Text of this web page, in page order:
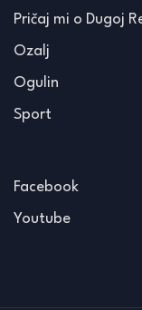
Pričaj mi o Dugoj
Ozalj
Ogulin
Sport
Facebook
Youtube